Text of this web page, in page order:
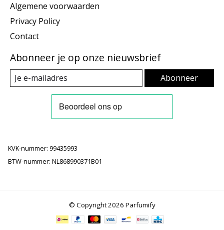
Algemene voorwaarden
Privacy Policy
Contact
Abonneer je op onze nieuwsbrief
Abonneer
KVK-nummer: 99435993
BTW-nummer: NL868990371B01
© Copyright 2026 Parfumify